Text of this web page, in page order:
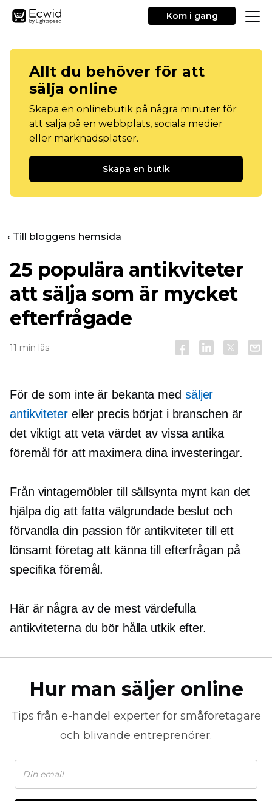
Kom i gang
Allt du behöver för att
sälja online
Skapa en onlinebutik på några minuter för
att sälja på en webbplats, sociala medier
eller marknadsplatser.
Skapa en butik
‹ Till bloggens hemsida
25 populära antikviteter
att sälja som är mycket
efterfrågade
11 min läs
För de som inte är bekanta med säljer
antikvitetereller precis börjat i branschen är
det viktigt att veta värdet av vissa antika
föremål för att maximera dina investeringar.
Från vintagemöbler till sällsynta mynt kan det
hjälpa dig att fatta välgrundade beslut och
förvandla din passion för antikviteter till ett
lönsamt företag att känna till efterfrågan på
specifika föremål.
Här är några av de mest värdefulla
antikviteterna du bör hålla utkik efter.
Hur man säljer online
Tips från e-handel experter för småföretagare
och blivande entreprenörer.